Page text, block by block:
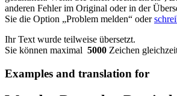
anderen Fehler im Original oder in der
Sie die Option „Problem melden“ oder
Ihr Text wurde teilweise übersetzt.
Sie können maximal 5000 Zeichen
Examples and translation for